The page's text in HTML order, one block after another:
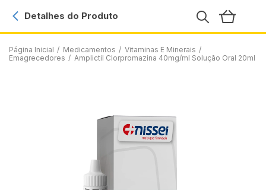
Página Inicial / Medicamentos / Vitaminas E Minerais /
Emagrecedores / Amplictil Clorpromazina 40mg/ml Solução Oral 20ml
Detalhes do Produto